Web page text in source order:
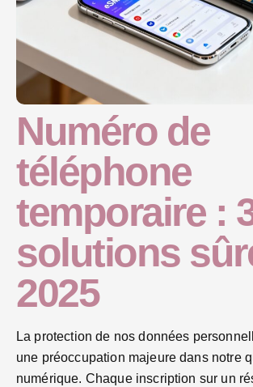
Numéro de
téléphone
temporaire :
solutions
2025
La protection de nos données
une préoccupation majeure dans notre
numérique. Chaque inscription sur un